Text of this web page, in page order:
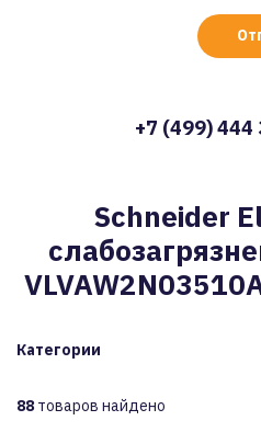
+7 (499) 444
Schneider
Категории
88товаров найдено